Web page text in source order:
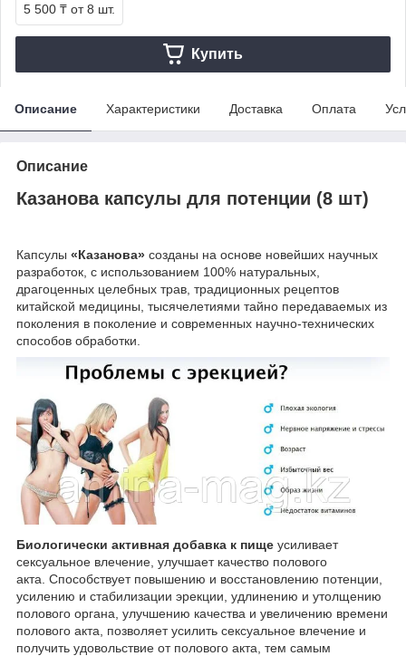
5 500 ₸ от 8 шт.
Купить
Описание Характеристики Доставка Оплата
Описание
Казанова капсулы для потенции (8 шт)
Капсулы «Казанова» созданы на основе новейших научных
разработок, с использованием 100% натуральных,
драгоценных целебных трав, традиционных рецептов
китайской медицины, тысячелетиями тайно передаваемых из
поколения в поколение и современных научно-технических
способов обработки.
Биологически активная добавка к пище усиливает
сексуальное влечение, улучшает качество полового
акта. Способствует повышению и восстановлению потенции,
усилению и стабилизации эрекции, удлинению и утолщению
полового органа, улучшению качества и увеличению времени
полового акта, позволяет усилить сексуальное влечение и
получить удовольствие от полового акта, тем самым